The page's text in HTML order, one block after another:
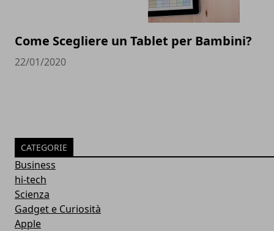
Come Scegliere un Tablet per Bambini?
22/01/2020
CATEGORIE
Business
hi-tech
Scienza
Gadget e Curiosità
Apple